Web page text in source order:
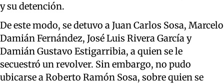
y su detención.
De este modo, se detuvo a Juan Carlos Sosa, Marcelo
Damián Fernández, José Luis Rivera García y
Damián Gustavo Estigarribia, a quien se le
secuestró un revolver. Sin embargo, no pudo
ubicarse a Roberto Ramón Sosa, sobre quien se